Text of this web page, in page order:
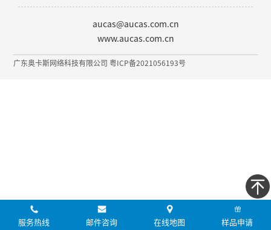
aucas@aucas.com.cn
www.aucas.com.cn
广东奥卡斯网络科技有限公司 粤ICP备2021056193号
服务热线 邮件咨询 在线地图 样品申请